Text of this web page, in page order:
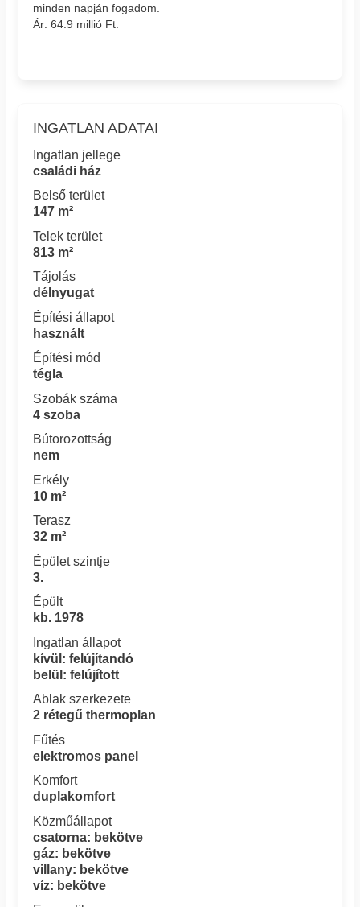
minden napján fogadom.
Ár: 64.9 millió Ft.
INGATLAN ADATAI
Ingatlan jellege
családi ház
Belső terület
147 m²
Telek terület
813 m²
Tájolás
délnyugat
Építési állapot
használt
Építési mód
tégla
Szobák száma
4 szoba
Bútorozottság
nem
Erkély
10 m²
Terasz
32 m²
Épület szintje
3.
Épült
kb. 1978
Ingatlan állapot
kívül: felújítandó
belül: felújított
Ablak szerkezete
2 rétegű thermoplan
Fűtés
elektromos panel
Komfort
duplakomfort
Közműállapot
csatorna: bekötve
gáz: bekötve
villany: bekötve
víz: bekötve